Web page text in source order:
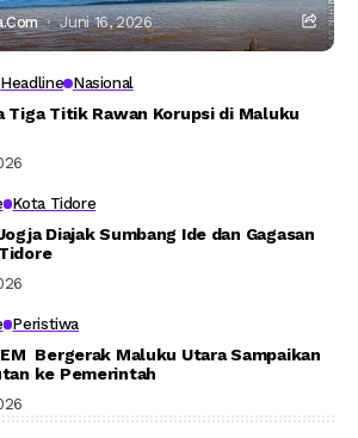
Juni 16, 2026
Headline Nasional
Tiga Titik Rawan Korupsi di Maluku
Kota Tidore
Diajak Sumbang Ide dan Gagasan
Peristiwa
Bergerak Maluku Utara Sampaikan
ke Pemerintah